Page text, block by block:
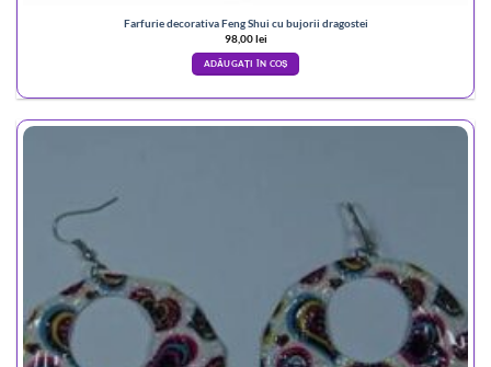
Farfurie decorativa Feng Shui cu bujorii dragostei
98,00lei
ADĂUGAȚI ÎN COȘ